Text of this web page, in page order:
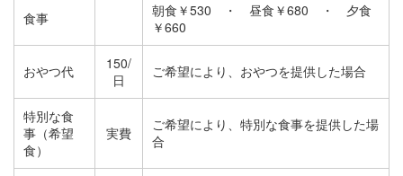
食事
朝食￥530 ・ 昼食￥680 ・ 夕食
￥660
おやつ代
150/
日
ご希望により、おやつを提供した場合
特別な食
事（希望
食）
実費
ご希望により、特別な食事を提供した場
合